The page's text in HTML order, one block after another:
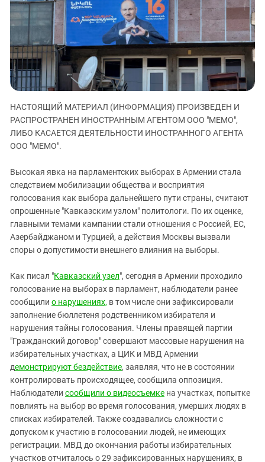
ЗАСТАВЛЯЕТ
КАВКАЗ ЗА ПАЛЕСТИНУ
ИНАКОМЫСЛИЕ В ЧЕЧНЕ
ПРЕСЛЕДОВАНИЕ АКТИВИСТОВ
МОБИЛИЗАЦИЯ И ПРОТЕСТЫ
Дагестан
Ингушетия
Кабардино-Балкария
Калмыкия
Карачаево-Черкесия
Краснодарский край
Нагорный Карабах
Российская Федерация
Северная Осетия - Алания
Ставропольский край
Чечня
Южная Осетия
НАСТОЯЩИЙ МАТЕРИАЛ (ИНФОРМАЦИЯ) ПРОИЗВЕДЕН И
РАСПРОСТРАНЕН ИНОСТРАННЫМ АГЕНТОМ ООО "МЕМО",
ЛИБО КАСАЕТСЯ ДЕЯТЕЛЬНОСТИ ИНОСТРАННОГО АГЕНТА
ООО "МЕМО".
Высокая явка на парламентских выборах в Армении стала
следствием мобилизации общества и восприятия
голосования как выбора дальнейшего пути страны, считают
опрошенные "Кавказским узлом" политологи. По их оценке,
главными темами кампании стали отношения с Россией, ЕС,
Азербайджаном и Турцией, а действия Москвы вызвали
споры о допустимости внешнего влияния на выборы.
Как писал "Кавказский узел", сегодня в Армении проходило
голосование на выборах в парламент, наблюдатели ранее
сообщили о нарушениях, в том числе они зафиксировали
заполнение бюллетеня родственником избирателя и
нарушения тайны голосования. Члены правящей партии
"Гражданский договор" совершают массовые нарушения на
избирательных участках, а ЦИК и МВД Армении
демонстрируют бездействие, заявляя, что не в состоянии
контролировать происходящее, сообщила оппозиция.
Наблюдатели сообщили о видеосъемке на участках, попытке
повлиять на выбор во время голосования, умерших людях в
списках избирателей. Также создавались сложности с
допуском к участию в голосовании людей, не имеющих
регистрации. МВД до окончания работы избирательных
участков отчиталось о 29 зафиксированных нарушениях, в